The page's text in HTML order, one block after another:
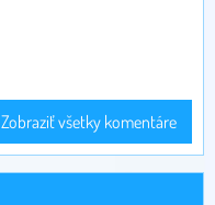
Zobraziť všetky komentáre